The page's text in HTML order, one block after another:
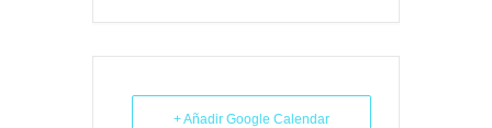
+ Añadir Google Calendar